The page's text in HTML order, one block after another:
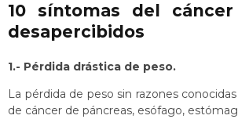
10 síntomas del
desapercibidos
1.- Pérdida drástica de peso.
La pérdida de peso sin razones
de cáncer de páncreas, esófago,